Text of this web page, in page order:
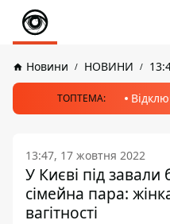
Новини НОВИНИ
ТОПТЕМА:
13:47, 17 жовтня 2022
У Києві під завали
сімейна пара:
вагітності